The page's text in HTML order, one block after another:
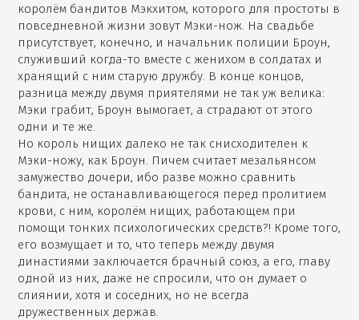
королём бандитов Мэкхитом, которого для простоты в
повседневной жизни зовут Мэки-нож. На свадьбе
присутствует, конечно, и начальник полиции Броун,
служивший когда-то вместе с женихом в солдатах и
хранящий с ним старую дружбу. В конце концов,
разница между двумя приятелями не так уж велика:
Мэки грабит, Броун вымогает, а страдают от этого
одни и те же.
Но король нищих далеко не так снисходителен к
Мэки-ножу, как Броун. Пичем считает мезальянсом
замужество дочери, ибо разве можно сравнить
бандита, не останавливающегося перед пролитием
крови, с ним, королём нищих, работающем при
помощи тонких психологических средств?! Кроме того,
его возмущает и то, что теперь между двумя
династиями заключается брачный союз, а его, главу
одной из них, даже не спросили, что он думает о
слиянии, хотя и соседних, но не всегда
дружественных держав.